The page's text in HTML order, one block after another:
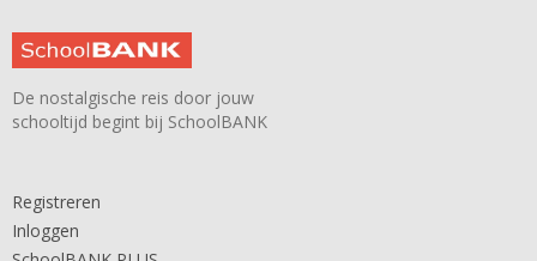
De nostalgische reis door jouw
schooltijd begint bij SchoolBANK
Registreren
Inloggen